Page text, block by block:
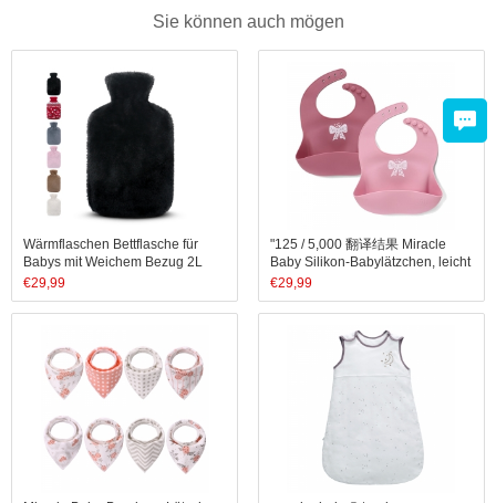
Sie können auch mögen
Wärmflaschen Bettflasche für
Babys mit Weichem Bezug 2L
€29,99
"125 / 5,000 翻译结果 Miracle
Baby Silikon-Babylätzchen, leicht
abwischbar – weiches,
bequemes, wasserdichtes
Lätzchen, lebensmittelechtes
Silikon (Junge)
€29,99